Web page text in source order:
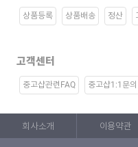
상품등록 상품배송 정산
고객센터
중고샵관련FAQ 중고샵1:1문의
회사소개 이용약관